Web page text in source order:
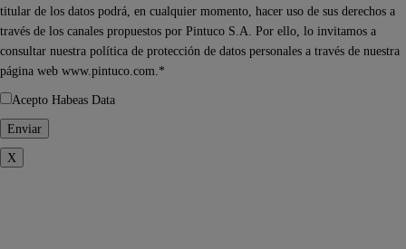
titular de los datos podrá, en cualquier momento, hacer uso de sus derechos a
través de los canales propuestos por Pintuco S.A. Por ello, lo invitamos a
consultar nuestra política de protección de datos personales a través de nuestra
página web www.pintuco.com.*
Acepto Habeas Data
X